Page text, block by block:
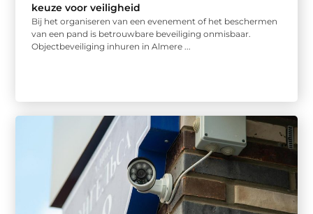
keuze voor veiligheid
Bij het organiseren van een evenement of het beschermen
van een pand is betrouwbare beveiliging onmisbaar.
Objectbeveiliging inhuren in Almere ...